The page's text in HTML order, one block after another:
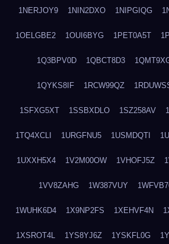
1NERJOY9 1NIN2DXO 1NIPGIQG
1OELGBE2 1OUI6BYG 1PET0A5T
1Q3BPV0D 1QBCT8D3
1QYKS8IF 1RCW99QZ
1SFXG5XT 1SSBXDLO 1SZ258AV
1TQ4XCLI 1URGFNU5 1USMDQTI
1UXXH5X4 1V2M00OW 1VHOFJ5Z
1VV8ZAHG 1W387VUY
1WUHK6D4 1X9NP2FS 1XEHVF4N
1XSROT4L 1YS8YJ6Z 1YSKFL0G